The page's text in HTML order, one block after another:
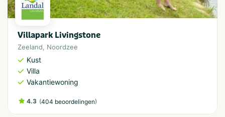
Villapark Livingstone
Zeeland, Noordzee
Kust
Villa
Vakantiewoning
4.3 (404 beoordelingen)